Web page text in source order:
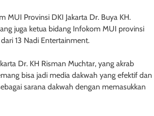
MUI Provinsi DKI Jakarta Dr. Buya KH.
juga ketua bidang Infokom MUI provinsi
13 Nadi Entertainment.
Dr. KH Risman Muchtar, yang akrab
bisa jadi media dakwah yang efektif dan
sarana dakwah dengan memasukkan